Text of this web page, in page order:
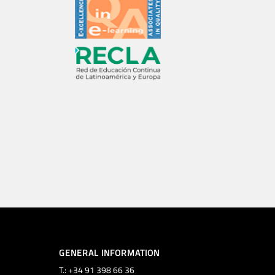
GENERAL INFORMATION
T.: +34 91 398 66 36